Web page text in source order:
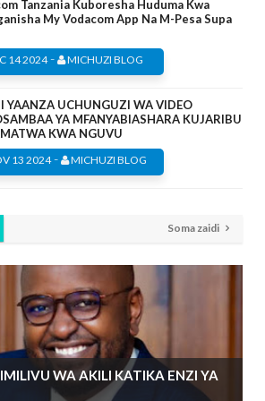
Tanzania Kuboresha Huduma Kwa
My Vodacom App Na M-Pesa Supa
14 2024- MICHUZI BLOG
YAANZA UCHUNGUZI WA VIDEO
YA MFANYABIASHARA KUJARIBU
KWA NGUVU
13 2024- MICHUZI BLOG
Soma zaidi
WA AKILI KATIKA ENZI YA